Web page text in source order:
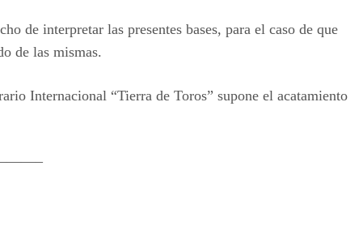
de interpretar las presentes bases, para el caso de que
de las mismas.
Internacional “Tierra de Toros” supone el acatamiento